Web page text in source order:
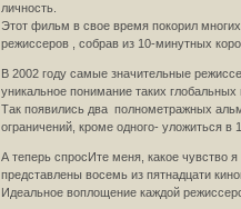
личность.
Этот фильм в свое время покорил
режиссеров , собрав из 10-минутных
В 2002 году самые значительные
уникальное понимание таких
Так появились два полнометражных
ограничений, кроме одного- уложиться в
А теперь спросИте меня, какое чувство
представлены восемь из пятнадцати
Идеальное воплощение каждой